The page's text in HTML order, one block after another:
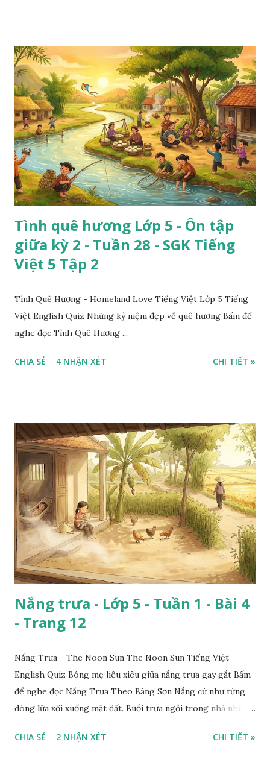
Tình quê hương Lớp 5 - Ôn tập
giữa kỳ 2 - Tuần 28 - SGK Tiếng
Việt 5 Tập 2
Tình Quê Hương - Homeland Love Tiếng Việt Lớp 5 Tiếng
Việt English Quiz Những kỷ niệm đẹp về quê hương Bấm để
nghe đọc Tình Quê Hương ...
CHIA SẺ 4 NHẬN XÉT CHI TIẾT »
Nắng trưa - Lớp 5 - Tuần 1 - Bài 4
- Trang 12
Nắng Trưa - The Noon Sun The Noon Sun Tiếng Việt
English Quiz Bóng mẹ liêu xiêu giữa nắng trưa gay gắt Bấm
để nghe đọc Nắng Trưa Theo Băng Sơn Nắng cứ như từng
dòng lửa xối xuống mặt đất. Buổi trưa ngồi trong nhà nhìn
CHIA SẺ 2 NHẬN XÉT CHI TIẾT »